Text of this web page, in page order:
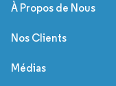
À Propos de Nous
Nos Clients
Médias